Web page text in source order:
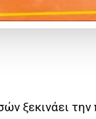
ξεκινάει